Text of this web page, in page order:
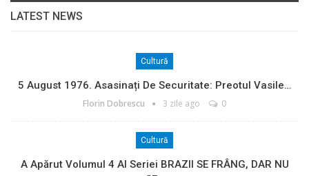
LATEST NEWS
Cultură
5 August 1976. Asasinați De Securitate: Preotul Vasile…
Florin Dobrescu 3 zile ago 0
Cultură
A Apărut Volumul 4 Al Seriei BRAZII SE FRÂNG, DAR NU